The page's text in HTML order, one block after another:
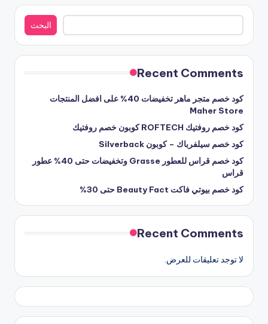
البحث
البحث
Recent Comments
كود خصم متجر ماهر تخفيضات 40% على افضل المنتجات
Maher Store
كود خصم روفتيك ROFTECH كوبون خصم روفتيك
كود خصم سيلفرباك – كوبون Silverback
كود خصم قراس للعطور Grasse وتخفيضات حتى 40% عطور
قراس
كود خصم بيوتي فاكت Beauty Fact حتى 30%
Recent Comments
لا توجد تعليقات للعرض.